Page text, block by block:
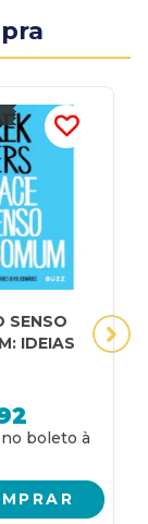
SENSO
IDEIAS